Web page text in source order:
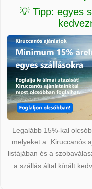
💡 Tipp: egyes
Legalább 15%-kal
melyeket a „Kiruccanós
listájában és a
a szállás által kínált